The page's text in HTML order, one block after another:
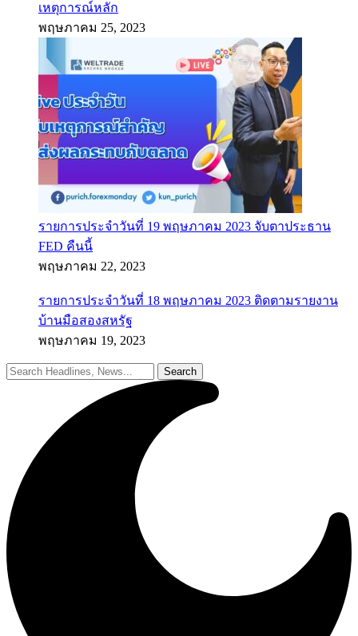
เหตุการณ์หลัก
พฤษภาคม 25, 2023
รายการประจำวันที่ 19 พฤษภาคม 2023 จับตาประธาน
FED คืนนี้
พฤษภาคม 22, 2023
รายการประจำวันที่ 18 พฤษภาคม 2023 ติดตามรายงาน
บ้านมือสองสหรัฐ
พฤษภาคม 19, 2023